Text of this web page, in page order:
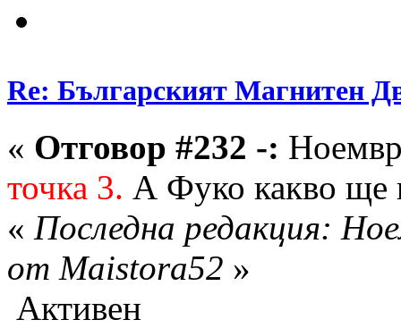
Re: Българският Магнитен
« Отговор #232 -:
точка 3. А Фуко какво ще
« Последна редакция:
от Maistora52 »
Активен